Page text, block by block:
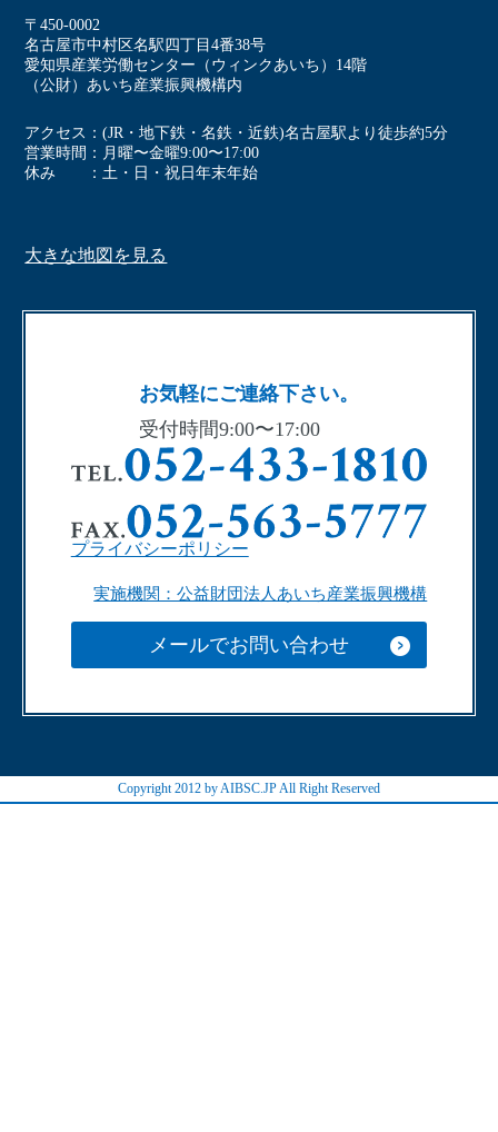
〒450-0002
名古屋市中村区名駅四丁⽬4番38号
愛知県産業労働センター（ウィンクあいち）14階
（公財）あいち産業振興機構内
アクセス
(JR・地下鉄・名鉄・近鉄)名古屋駅より徒歩約5分
営業時間
⽉曜〜⾦曜9:00〜17:00
休み
⼟・⽇・祝⽇年末年始
大きな地図を見る
お気軽にご連絡下さい。
受付時間9:00〜17:00
プライバシーポリシー
実施機関：公益財団法人あいち産業振興機構
メールでお問い合わせ
Copyright 2012 by AIBSC.JP All Right Reserved